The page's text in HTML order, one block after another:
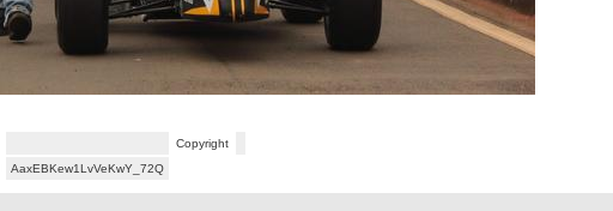
Copyright
AaxEBKew1LvVeKwY_72Q